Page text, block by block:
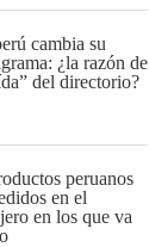
cambia su
¿la razón de
del directorio?
peruanos
en el
en los que va